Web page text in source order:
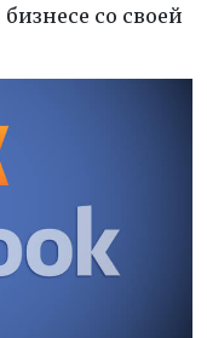
со своей